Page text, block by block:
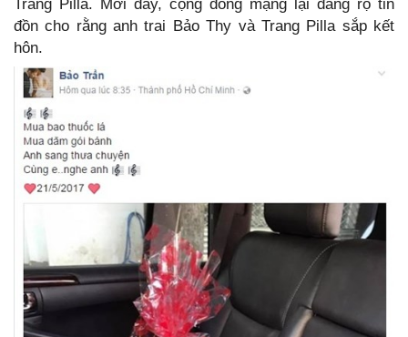
Trang Pilla. Mới đây, cộng đồng mạng lại đang rộ tin
đồn cho rằng anh trai Bảo Thy và Trang Pilla sắp kết
hôn.